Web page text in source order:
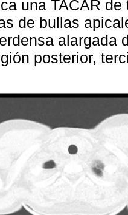
una TACAR
de bullas
alargada
posterior,